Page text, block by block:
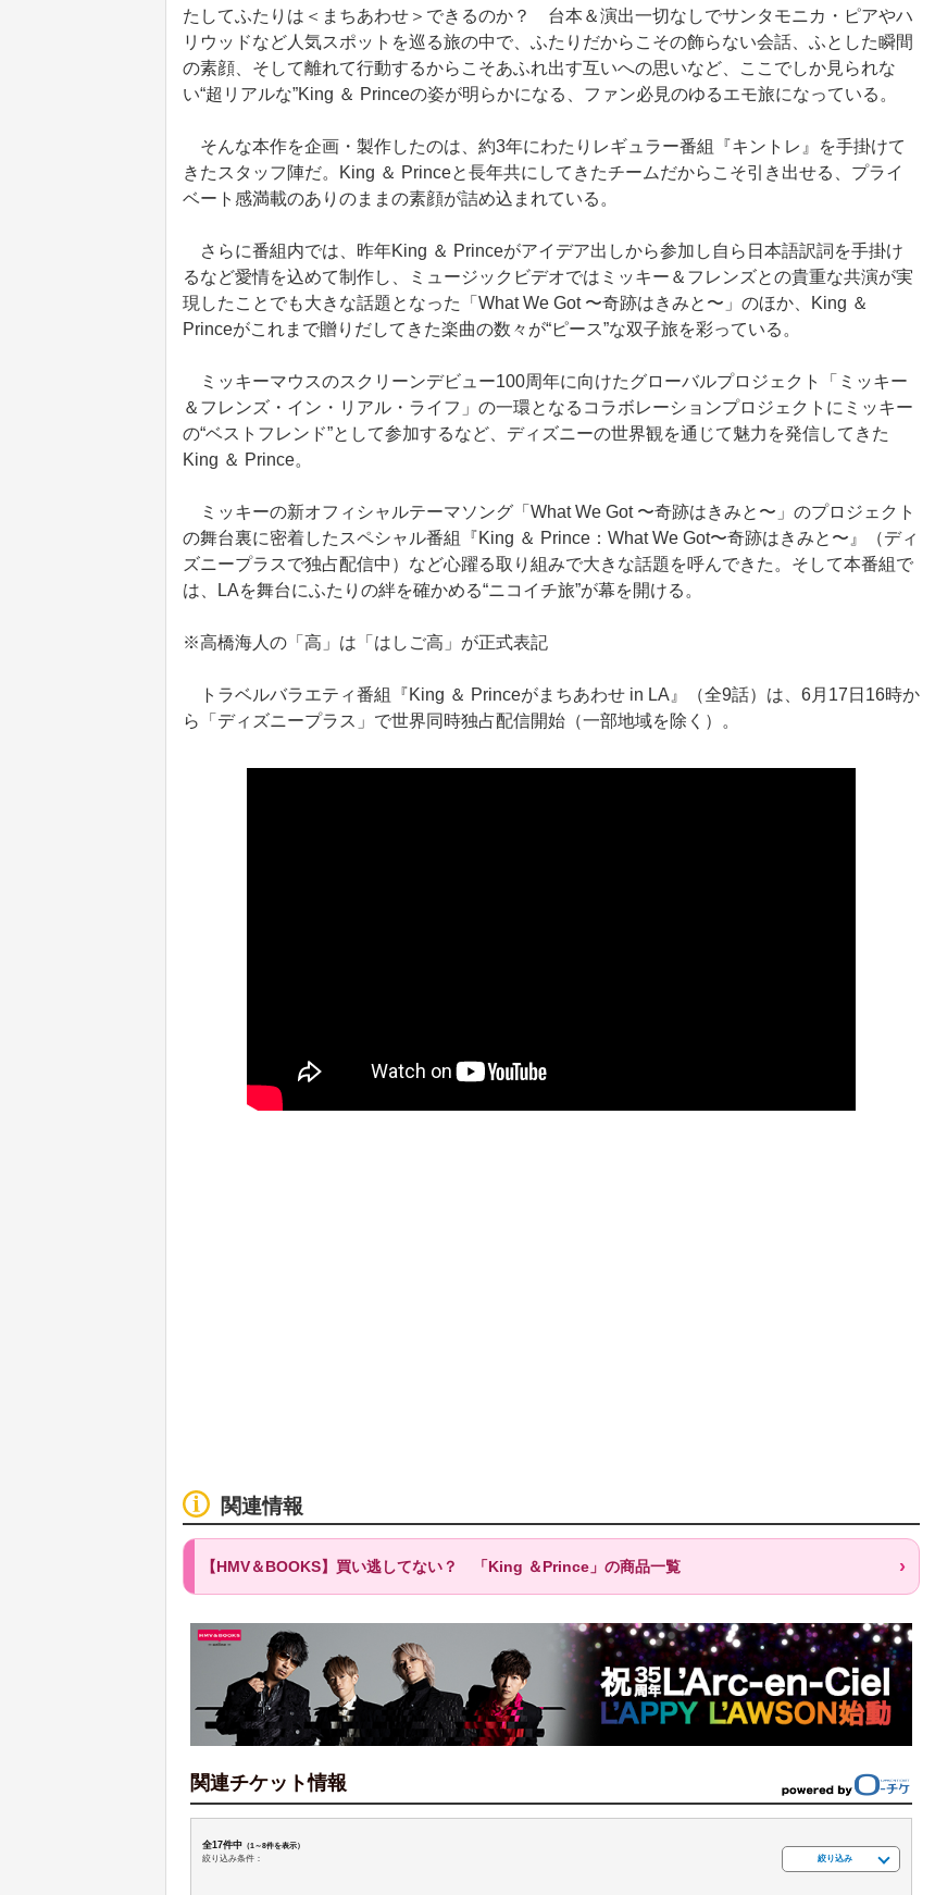
たしてふたりは＜まちあわせ＞できるのか？ 台本＆演出一切なしでサンタモニカ・ピアやハ
リウッドなど人気スポットを巡る旅の中で、ふたりだからこその飾らない会話、ふとした瞬間
の素顔、そして離れて行動するからこそあふれ出す互いへの思いなど、ここでしか見られな
い“超リアルな”King ＆ Princeの姿が明らかになる、ファン必見のゆるエモ旅になっている。
そんな本作を企画・製作したのは、約3年にわたりレギュラー番組『キントレ』を手掛けて
きたスタッフ陣だ。King ＆ Princeと長年共にしてきたチームだからこそ引き出せる、プライ
ベート感満載のありのままの素顔が詰め込まれている。
さらに番組内では、昨年King ＆ Princeがアイデア出しから参加し自ら日本語訳詞を手掛け
るなど愛情を込めて制作し、ミュージックビデオではミッキー＆フレンズとの貴重な共演が実
現したことでも大きな話題となった「What We Got 〜奇跡はきみと〜」のほか、King ＆
Princeがこれまで贈りだしてきた楽曲の数々が“ピース”な双子旅を彩っている。
ミッキーマウスのスクリーンデビュー100周年に向けたグローバルプロジェクト「ミッキー
＆フレンズ・イン・リアル・ライフ」の一環となるコラボレーションプロジェクトにミッキー
の“ベストフレンド”として参加するなど、ディズニーの世界観を通じて魅力を発信してきた
King ＆ Prince。
ミッキーの新オフィシャルテーマソング「What We Got 〜奇跡はきみと〜」のプロジェクト
の舞台裏に密着したスペシャル番組『King ＆ Prince：What We Got〜奇跡はきみと〜』（ディ
ズニープラスで独占配信中）など心躍る取り組みで大きな話題を呼んできた。そして本番組で
は、LAを舞台にふたりの絆を確かめる“ニコイチ旅”が幕を開ける。
※高橋海人の「高」は「はしご高」が正式表記
トラベルバラエティ番組『King ＆ Princeがまちあわせ in LA』（全9話）は、6月17日16時か
ら「ディズニープラス」で世界同時独占配信開始（一部地域を除く）。
関連情報
【HMV＆BOOKS】買い逃してない？ 「King ＆Prince」の商品一覧
関連チケット情報
全17件中（1～8件を表示）
絞り込み条件： 絞り込み